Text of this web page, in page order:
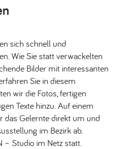
sich schnell und
Wie Sie statt verwackelten
Bilder mit interessanten
Sie in diesem
wir die Fotos, fertigen
Texte hinzu. Auf einem
das Gelernte direkt um und
im Bezirk ab.
– Studio im Netz statt.